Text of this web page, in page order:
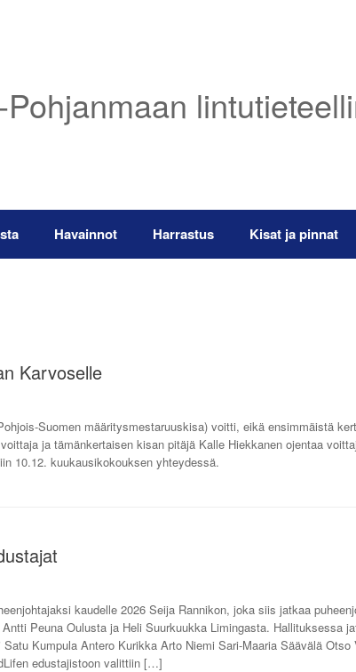
Pohjanmaan
Havainnot Harrastus Kisat ja pinnat
Karvoselle
Suomen määritysmestaruuskisa) voitti, eikä ensimmäistä
ja tämänkertaisen kisan pitäjä Kalle Hiekkanen ojentaa
10.12. kuukausikokouksen yhteydessä.
kaudelle 2026 Seija Rannikon, joka siis jatkaa
Peuna Oulusta ja Heli Suurkuukka Limingasta. Hallituksessa
Kumpula Antero Kurikka Arto Niemi Sari-Maaria Säävälä Otso
edustajistoon valittiin […]